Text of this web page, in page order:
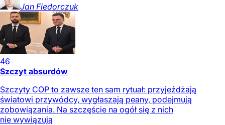
Jan Fiedorczuk
46
Szczyt absurdów
Szczyty COP to zawsze ten sam rytuał: przyjeżdżają
światowi przywódcy, wygłaszają peany, podejmują
zobowiązania. Na szczęście na ogół się z nich
nie wywiązują